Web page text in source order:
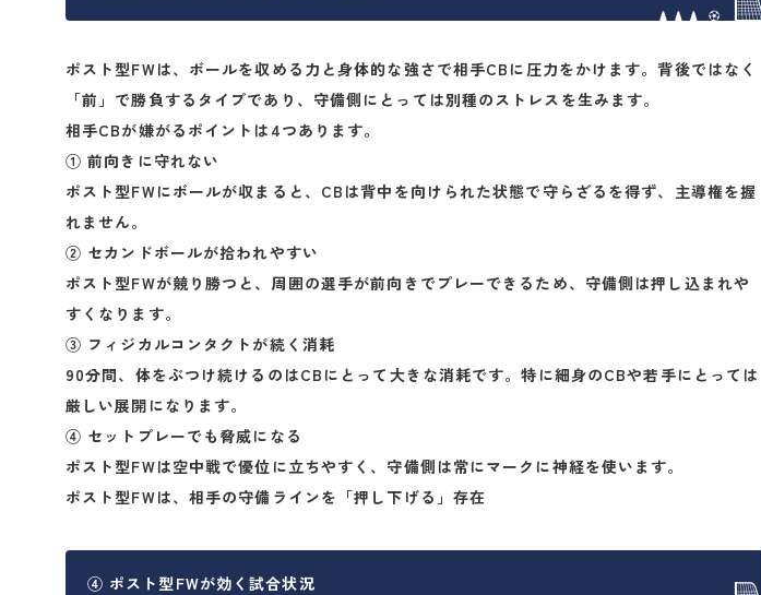
ポスト型FWは、 ボールを収める力と身体的な強さで相手CBに圧力をかけます。背後ではなく
「前」で勝負するタイプであり、守備側にとっては別種のストレスを生みます。
相手CBが嫌がるポイントは4つあります。
① 前向きに守れない
ポスト型FWにボールが収まると、CBは背中を向けられた状態で守らざるを得ず、主導権を握
れません。
② セカンドボールが拾われやすい
ポスト型FWが競り勝つと、周囲の選手が前向きでプレーできるため、守備側は押し込まれや
すくなります。
③ フィジカルコンタクトが続く消耗
90分間、体をぶつけ続けるのはCBにとって大きな消耗です。特に細身のCBや若手にとっては
厳しい展開になります。
④ セットプレーでも脅威になる
ポスト型FWは空中戦で優位に立ちやすく、守備側は常にマークに神経を使います。
ポスト型FWは、相手の守備ラインを 「押し下げる」 存在
④ ポスト型FWが効く試合状況